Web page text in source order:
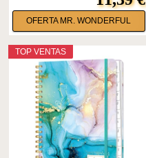
OFERTA MR. WONDERFUL
TOP VENTAS